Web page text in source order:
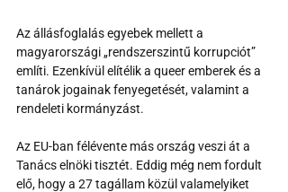
Az állásfoglalás egyebek mellett a
magyarországi „rendszerszintű korrupciót”
említi. Ezenkívül elítélik a queer emberek és a
tanárok jogainak fenyegetését, valamint a
rendeleti kormányzást.
Az EU-ban félévente más ország veszi át a
Tanács elnöki tisztét. Eddig még nem fordult
elő, hogy a 27 tagállam közül valamelyiket